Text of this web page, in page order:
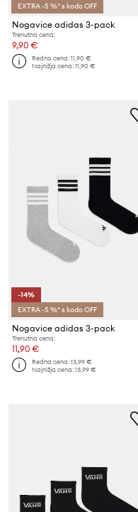
EXTRA -5 %* s kodo OFF
Nogavice adidas 3-pack
Trenutna cena:
9,90 €
Redna cena:11,90 €
Najnižja cena:11,90 €
-14%
EXTRA -5 %* s kodo OFF
Nogavice adidas 3-pack
Trenutna cena:
11,90 €
Redna cena:13,99 €
Najnižja cena:13,99 €